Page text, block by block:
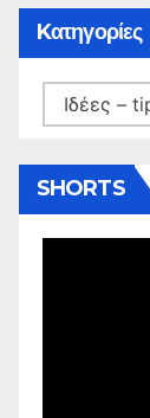
Kατηγορίες
Kατηγορίες
SHORTS